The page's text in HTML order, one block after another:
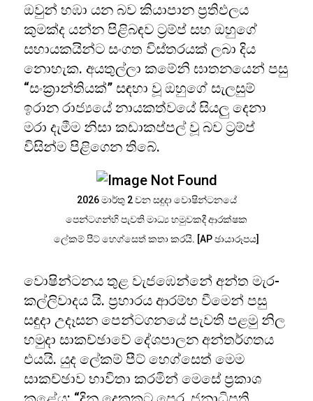
ඔවුන් හඹා යන බව කියාපාන ප්‍රතිඵලය
කුමක්ද යන්න පිළිබඳව ට්‍රම්ප් සහ ඔහුගේ
සහායකයින්ට සංගත විස්තරයක් ලබා දිය
නොහැක. අයතුල්ලා කමේනි ඝාතනයෙන් පසු
“සංක්‍රාන්තියක්” සඳහා වූ ඔහුගේ සැලසුම්
ඉරාන රාජ්‍යයේ නායකත්වයේ සියලු දෙනා
මරා දැමීම නිසා කඩාකප්පල් වූ බව ට්‍රම්ප්
විසින්ම පිළිගෙන තිබේ.
2026 මාර්තු 2 වන සඳුදා වොෂින්ටනයේ
පෙන්ටගන්හි පැවති මාධ්‍ය හමුවකදී ආරක්ෂක
ලේකම් පීට් හෙග්සෙත් කතා කරයි. [AP ඡායාරූපය]
වොෂින්ටනය තුළ වැජඹෙන්නේ අන්ත මැර-
කල්ලිවාදය යි. ප්‍රහාරය ආරම්භ වීමෙන් පසු
සඳුදා උදෑසන පෙන්ටගනයේ පැවති පළමු නිල
හමුදා සාකච්ඡාවේ දේශපාලන අන්තර්ගතය
එයයි. යුද ලේකම් පීට් හෙග්සෙත් මෙම
සාකච්ඡාව භාවිතා කරමින් මෙසේ ප්‍රකාශ